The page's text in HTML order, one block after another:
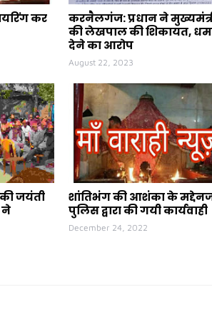
कर
करनैलगंज: प्रधान ने
की लेखपाल की शिकायत,
देने का आरोप
August 22, 2023
की जयंती
ने
शांतिभंग की आशंका के
पुलिस द्वारा की गयी कार्यवाही
December 24, 2022